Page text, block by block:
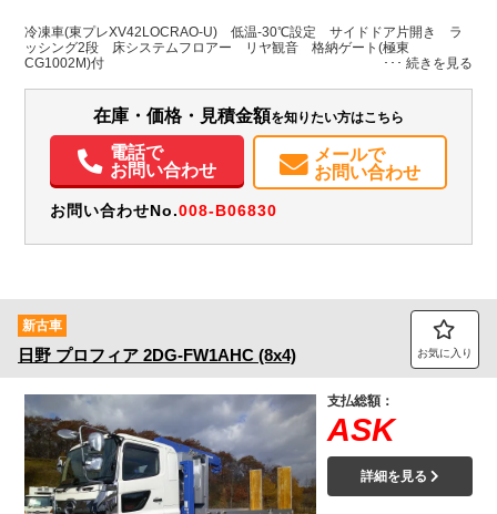
北海道
W:2,300
H:2,090
W:2,480
H:3,300
－
パワステ パワーウィンドウ ABS エアバッグ
ETC
バックモニター
PMマフラー
冷凍車(東プレXV42LOCRAO-U) 低温-30℃設定 サイドドア片開き ラ
ッシング2段 床システムフロアー リヤ観音 格納ゲート(極東
CG1002M)付
在庫・価格・見積金額を知りたい方はこちら
電話で
お問い合わせ
メールで
お問い合わせ
お問い合わせNo.008-B06830
新古車
日野 プロフィア 2DG-FW1AHC (8x4) お気に入り
支払総額：
ASK
詳細を見る